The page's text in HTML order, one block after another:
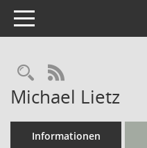
Toggle navigation
RSS-Feed
Michael Lietz
Informationen